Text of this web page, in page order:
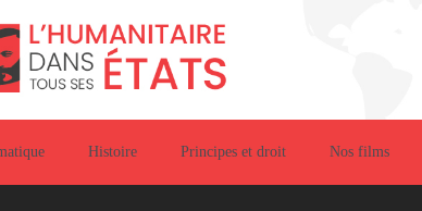
Histoire Principes et droit Nos films